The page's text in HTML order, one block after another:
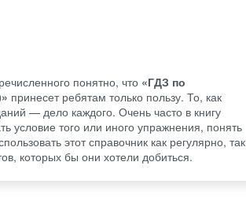
понятно, что «ГДЗ по
принесет ребятам только пользу. То, как
— дело каждого. Очень часто в книгу
условие того или иного упражнения, понять
этот справочник как регулярно, так
которых бы они хотели добиться.